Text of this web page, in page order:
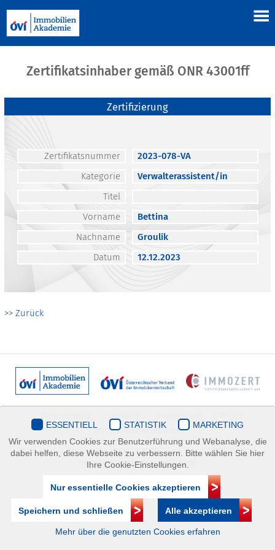
Zertifikatsinhaber gemäß ONR 43001ff
Zertifizierung
Zertifikatsnummer
2023-078-VA
Kategorie
Verwalterassistent/in
Titel
Vorname
Bettina
Nachname
Groulik
Datum
12.12.2023
>> Zurück
Immobilienakademie
Mariahilfer Straße 116/2.OG/2 1070 Wien | +43(1)505 32 50 |
immobilienakademie@ovi.at
ESSENTIELL STATISTIK
MARKETING
Wir verwenden Cookies zur Benutzerführung und Webanalyse, die
dabei helfen, diese Webseite zu verbessern. Bitte wählen Sie hier
Ihre Cookie-Einstellungen.
Nur essentielle Cookies akzeptieren
Speichern und schließen Alle akzeptieren
Mehr über die genutzten Cookies erfahren